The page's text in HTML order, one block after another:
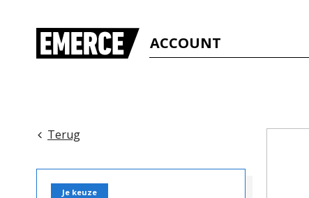
ACCOUNT
Terug
Je keuze